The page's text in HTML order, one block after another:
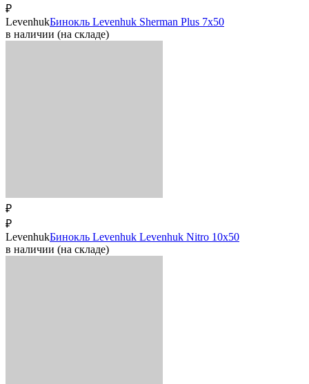
₽
LevenhukБинокль Levenhuk Sherman Plus 7x50
в наличии (на складе)
₽
₽
LevenhukБинокль Levenhuk Levenhuk Nitro 10x50
в наличии (на складе)